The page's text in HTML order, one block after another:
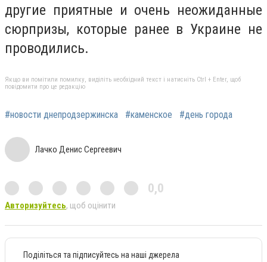
другие приятные и очень неожиданные
сюрпризы, которые ранее в Украине не
проводились.
Якщо ви помітили помилку, виділіть необхідний текст і натисніть Ctrl + Enter, щоб
повідомити про це редакцію
#новости днепродзержинска #каменское #день города
Лачко Денис Сергеевич
0,0
Авторизуйтесь, щоб оцінити
Поділіться та підписуйтесь на наші джерела